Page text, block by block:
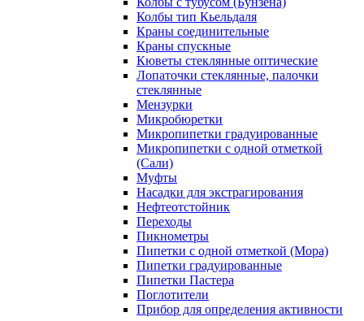
Колбы тип Кьельдаля
Краны соединительные
Краны спускные
Кюветы стеклянные оптические
Лопаточки стеклянные, палочки
стеклянные
Мензурки
Микробюретки
Микропипетки градуированные
Микропипетки с одной отметкой
(Сали)
Муфты
Насадки для экстрагирования
Нефтеотстойник
Переходы
Пикнометры
Пипетки с одной отметкой (Мора)
Пипетки градуированные
Пипетки Пастера
Поглотители
Прибор для определения активности